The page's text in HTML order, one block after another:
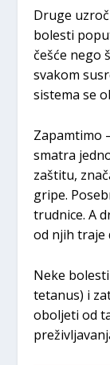
Druge
bolesti
češće nego
svakom
sistema se
Zapamtimo
smatra
zaštitu,
gripe.
trudnice. A
od njih traje
Neke
tetanus) i
oboljeti od